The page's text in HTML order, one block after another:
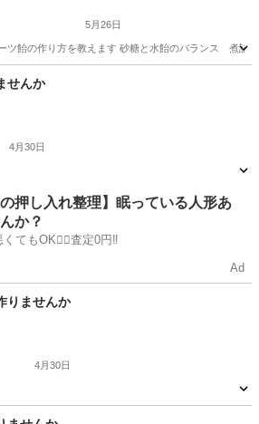
5月26日
ツ飴の作り方を教えます 砂糖と水飴のバランス 煮詰
お菓子
せんか
4月30日
の押し入れ整理】眠っている人形あ
か？
てもOK🙆‍♀️査定0円‼️
Ad
りませんか
4月30日